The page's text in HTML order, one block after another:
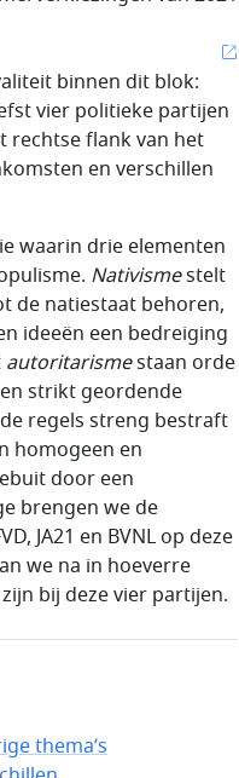
binnen dit blok:
vier politieke partijen
rechtse flank van het
en verschillen
waarin drie elementen
Nativismestelt
de natiestaat behoren,
ideeën een bedreiging
autoritarismestaan orde
strikt geordende
regels streng bestraft
homogeen en
door een
brengen we de
JA21 en BVNL op deze
we na in hoeverre
bij deze vier partijen.
thema’s